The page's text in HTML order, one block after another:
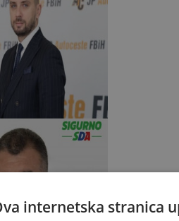
internetska stranica